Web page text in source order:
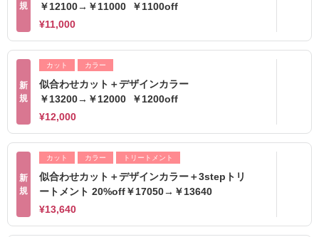
規
￥12100→￥11000 ￥1100off
¥11,000
新
規
カット カラー
似合わせカット＋デザインカラー
￥13200→￥12000 ￥1200off
¥12,000
新
規
カット カラー トリートメント
似合わせカット＋デザインカラー＋3stepトリ
ートメント 20%off￥17050→￥13640
¥13,640